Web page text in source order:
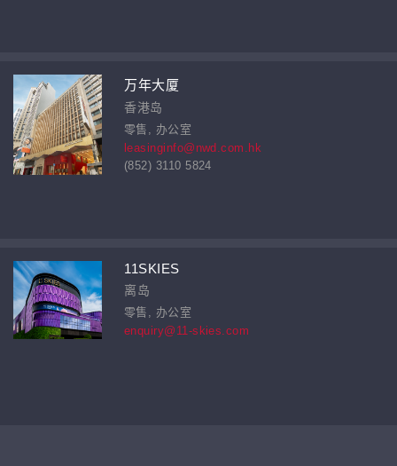
万年大厦
香港岛
零售, 办公室
leasinginfo@nwd.com.hk
(852) 3110 5824
11SKIES
离岛
零售, 办公室
enquiry@11-skies.com